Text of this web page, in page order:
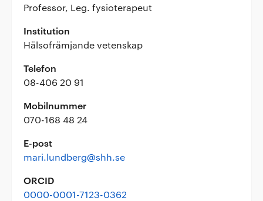
Professor, Leg. fysioterapeut
Institution
Hälsofrämjande vetenskap
Telefon
08-406 20 91
Mobilnummer
070-168 48 24
E-post
mari.lundberg@shh.se
ORCID
0000-0001-7123-0362